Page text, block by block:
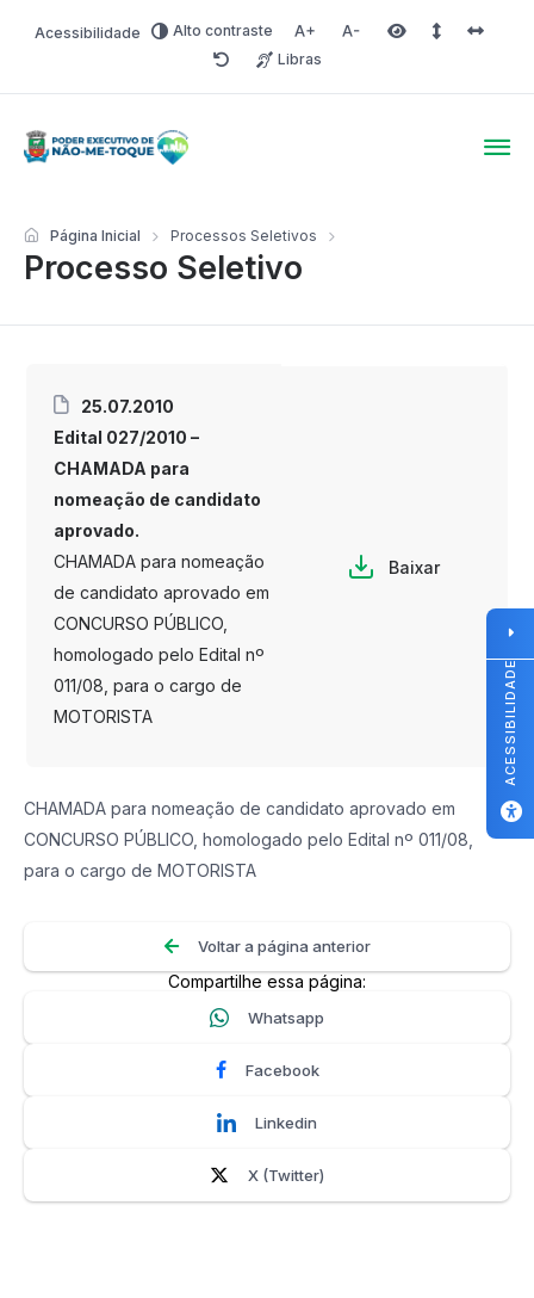
Acessibilidade Alto contraste Aumentar fonte
Diminuir fonteÁrea selecionada
Espaço
RedefinirLibras
Processo Seletivo
Página Inicial Processos Seletivos
25.07.2010
Edital 027/2010 –
CHAMADA para
nomeação de candidato
aprovado.
CHAMADA para nomeação
de candidato aprovado em
CONCURSO PÚBLICO,
homologado pelo Edital nº
011/08, para o cargo de
MOTORISTA
Baixar
CHAMADA para nomeação de candidato aprovado em
CONCURSO PÚBLICO, homologado pelo Edital nº 011/08,
para o cargo de MOTORISTA
Voltar a página anterior
Compartilhe essa página:
Whatsapp
Facebook
Linkedin
X (Twitter)
ACESSIBILIDADE